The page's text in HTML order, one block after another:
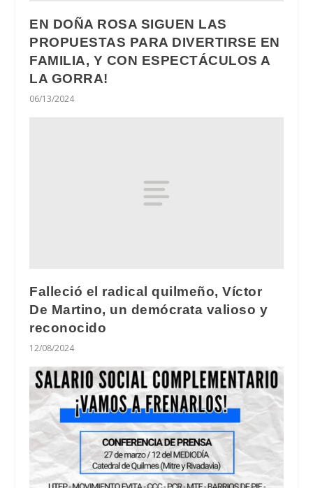
EN DOÑA ROSA SIGUEN LAS
PROPUESTAS PARA DIVERTIRSE EN
FAMILIA, Y CON ESPECTÁCULOS A
LA GORRA!
06/13/2024
Falleció el radical quilmeño, Víctor
De Martino, un demócrata valioso y
reconocido
12/08/2024